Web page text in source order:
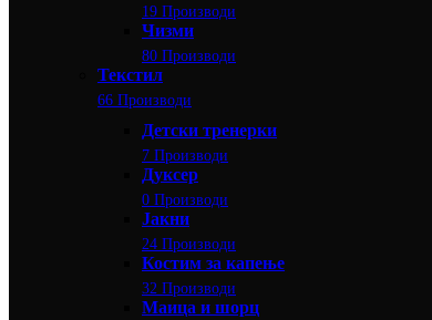
19 Производи
Чизми
80 Производи
Текстил
66 Производи
Детски тренерки
7 Производи
Дуксер
0 Производи
Јакни
24 Производи
Костим за капење
32 Производи
Маица и шорц